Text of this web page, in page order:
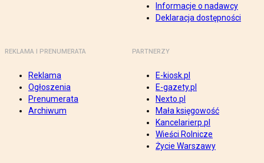
Informacje o nadawcy
Deklaracja dostępności
REKLAMA I PRENUMERATA
Reklama
Ogłoszenia
Prenumerata
Archiwum
PARTNERZY
E-kiosk.pl
E-gazety.pl
Nexto.pl
Mała księgowość
Kancelarierp.pl
Wieści Rolnicze
Życie Warszawy